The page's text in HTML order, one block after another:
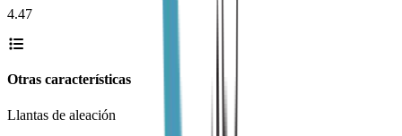
4.47
Otras características
Llantas de aleación